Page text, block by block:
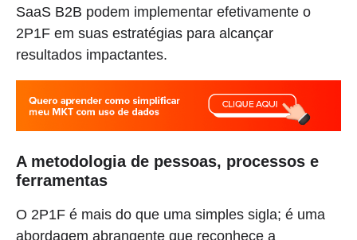
SaaS B2B podem implementar efetivamente o
2P1F em suas estratégias para alcançar
resultados impactantes.
A metodologia de pessoas, processos e
ferramentas
O 2P1F é mais do que uma simples sigla; é uma
abordagem abrangente que reconhece a